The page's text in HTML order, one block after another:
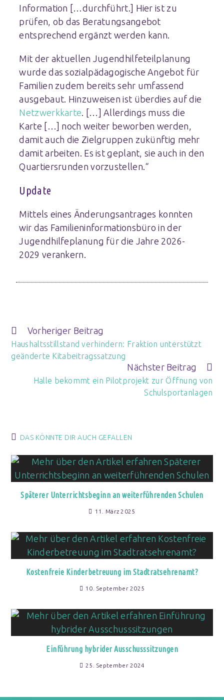
Information […durchführt.] Hier ist zu
prüfen, ob das Beratungsangebot
entsprechend ergänzt werden kann.
Mit der aktuellen Jugendhilfeteilplanung
wurde das sozialpädagogische Angebot für
Familien zudem bereits sehr umfassend
ausgebaut. Hinzuweisen ist überdies auf die
Netzwerkkarte . […] Allerdings muss die
Karte […] noch weiter beworben werden,
damit auch die Zielgruppen zukünftig mehr
damit arbeiten. Es ist geplant, sie auch in den
Quartiersrunden vorzustellen.“
Update
Mittels eines Änderungsantrages konnten
wir das Familieninformationsbüro in der
Jugendhilfeplanung für die Jahre 2026-
2029 verankern.
Vorheriger Beitrag
Haushaltsstillstand verhindern: Fraktion unterstützt
geänderte Kitabeitragssatzung
Nächster Beitrag
Halle bekommt ein Pilotprojekt zur Öffnung von
Schulsportanlagen
DAS KÖNNTE DIR AUCH GEFALLEN
Späterer Unterrichtsbeginn an weiterführenden Schulen
11. März 2025
Kostenfreie Kinderbetreuung im Stadtratsehrenamt?
10. September 2025
Einführung hybrider Ausschusssitzungen
25. September 2024